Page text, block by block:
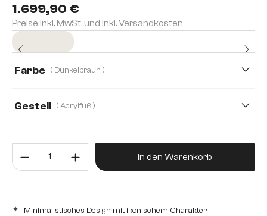
1.699,90 €
Preise inkl. MwSt. und inkl. Versandkosten
Farbe ( Dunkelbraun )
Gestell ( Acrylfuß )
Produkt Anzahl: Gib den
In den Warenkorb
Minimalistisches Design mit ikonischem Charakter